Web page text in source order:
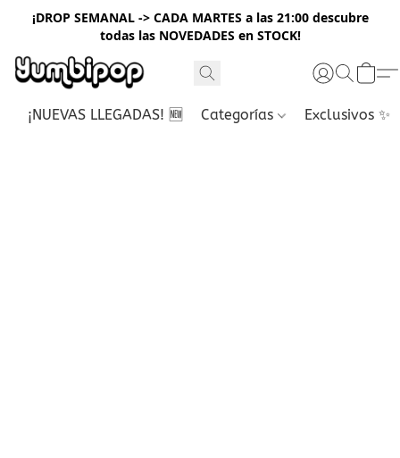
¡DROP SEMANAL -> CADA MARTES a las 21:00 descubre
todas las NOVEDADES en STOCK!
¡NUEVAS LLEGADAS! 🆕 Categorías Exclusivos ✨